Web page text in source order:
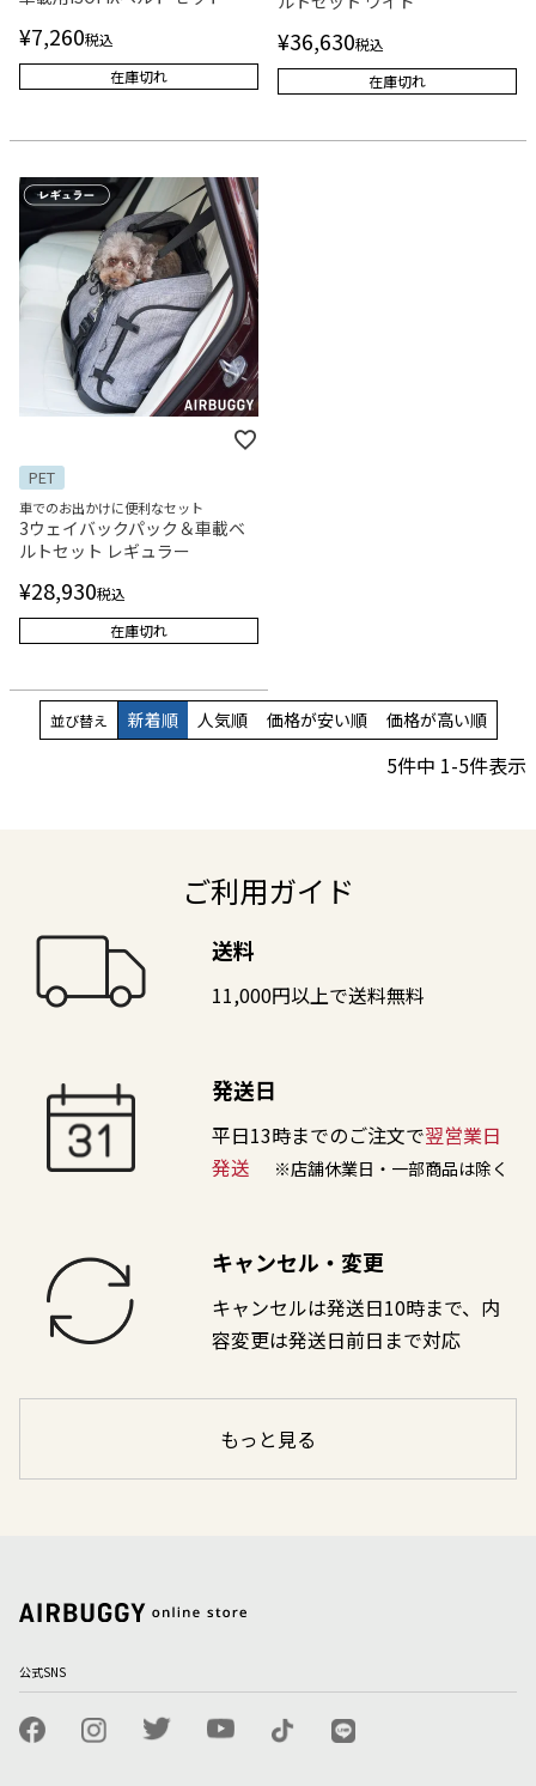
¥7,260税込
在庫切れ
¥36,630税込
在庫切れ
PET
車でのお出かけに便利なセット
3ウェイバックパック＆車載ベ
ルトセット レギュラー
¥28,930税込
在庫切れ
並び替え 新着順 人気順 価格が安い順 価格が高い順
5件中 1-5件表示
ご利用ガイド
送料
11,000円以上で送料無料
発送日
平日13時までのご注文で翌営業日
発送
※店舗休業日・一部商品は除く
キャンセル・変更
キャンセルは発送日10時まで、内
容変更は発送日前日まで対応
もっと見る
公式SNS